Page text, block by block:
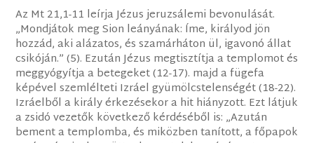
Az Mt 21,1-11 leírja Jézus jeruzsálemi bevonulását.
„Mondjátok meg Sion leányának: Íme, királyod jön
hozzád, aki alázatos, és szamárháton ül, igavonó állat
csikóján.” (5). Ezután Jézus megtisztítja a templomot és
meggyógyítja a betegeket (12-17). majd a fügefa
képével szemlélteti Izráel gyümölcstelenségét (18-22).
Izráelből a király érkezésekor a hit hiányzott. Ezt látjuk
a zsidó vezetők következő kérdéséből is: „Azután
bement a templomba, és miközben tanított, a főpapok